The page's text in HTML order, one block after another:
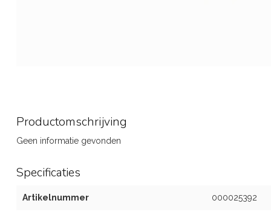
Productomschrijving
Geen informatie gevonden
Specificaties
Artikelnummer 000025392